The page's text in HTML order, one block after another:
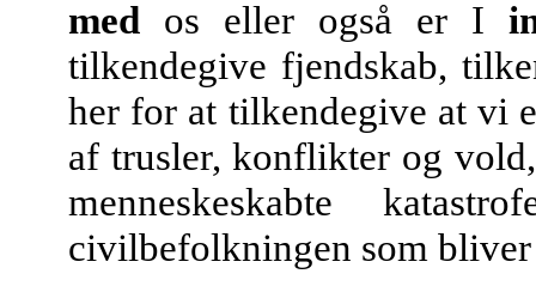
med os eller også er I
tilkendegive fjendskab,
her for at tilkendegive at vi
af trusler, konflikter og
menneskeskabte
civilbefolkningen som